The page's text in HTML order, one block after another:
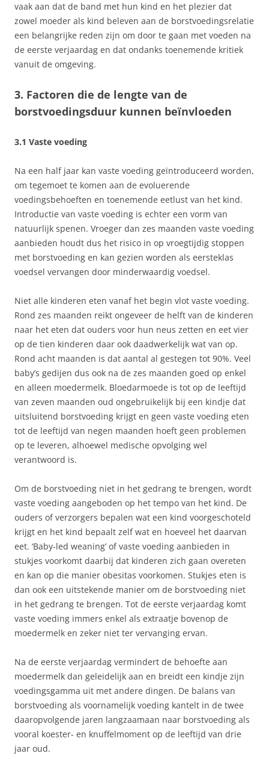
vaak aan dat de band met hun kind en het plezier dat
zowel moeder als kind beleven aan de borstvoedingsrelatie
een belangrijke reden zijn om door te gaan met voeden na
de eerste verjaardag en dat ondanks toenemende kritiek
vanuit de omgeving.
3. Factoren die de lengte van de
borstvoedingsduur kunnen beïnvloeden
3.1 Vaste voeding
Na een half jaar kan vaste voeding geïntroduceerd worden,
om tegemoet te komen aan de evoluerende
voedingsbehoeften en toenemende eetlust van het kind.
Introductie van vaste voeding is echter een vorm van
natuurlijk spenen. Vroeger dan zes maanden vaste voeding
aanbieden houdt dus het risico in op vroegtijdig stoppen
met borstvoeding en kan gezien worden als eersteklas
voedsel vervangen door minderwaardig voedsel.
Niet alle kinderen eten vanaf het begin vlot vaste voeding.
Rond zes maanden reikt ongeveer de helft van de kinderen
naar het eten dat ouders voor hun neus zetten en eet vier
op de tien kinderen daar ook daadwerkelijk wat van op.
Rond acht maanden is dat aantal al gestegen tot 90%. Veel
baby’s gedijen dus ook na de zes maanden goed op enkel
en alleen moedermelk. Bloedarmoede is tot op de leeftijd
van zeven maanden oud ongebruikelijk bij een kindje dat
uitsluitend borstvoeding krijgt en geen vaste voeding eten
tot de leeftijd van negen maanden hoeft geen problemen
op te leveren, alhoewel medische opvolging wel
verantwoord is.
Om de borstvoeding niet in het gedrang te brengen, wordt
vaste voeding aangeboden op het tempo van het kind. De
ouders of verzorgers bepalen wat een kind voorgeschoteld
krijgt en het kind bepaalt zelf wat en hoeveel het daarvan
eet. ‘Baby-led weaning’ of vaste voeding aanbieden in
stukjes voorkomt daarbij dat kinderen zich gaan overeten
en kan op die manier obesitas voorkomen. Stukjes eten is
dan ook een uitstekende manier om de borstvoeding niet
in het gedrang te brengen. Tot de eerste verjaardag komt
vaste voeding immers enkel als extraatje bovenop de
moedermelk en zeker niet ter vervanging ervan.
Na de eerste verjaardag vermindert de behoefte aan
moedermelk dan geleidelijk aan en breidt een kindje zijn
voedingsgamma uit met andere dingen. De balans van
borstvoeding als voornamelijk voeding kantelt in de twee
daaropvolgende jaren langzaamaan naar borstvoeding als
vooral koester- en knuffelmoment op de leeftijd van drie
jaar oud.